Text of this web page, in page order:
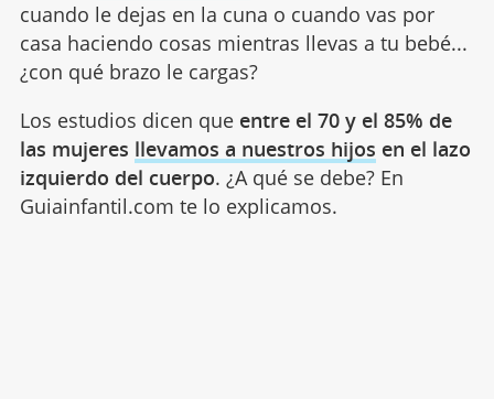
cuando le dejas en la cuna o cuando vas por
casa haciendo cosas mientras llevas a tu bebé...
¿con qué brazo le cargas?
Los estudios dicen que entre el 70 y el 85% de
las mujeres llevamos a nuestros hijos en el lazo
izquierdo del cuerpo. ¿A qué se debe? En
Guiainfantil.com te lo explicamos.